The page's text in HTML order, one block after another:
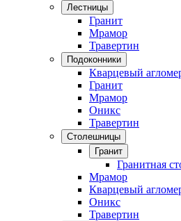
Лестницы
Гранит
Мрамор
Травертин
Подоконники
Кварцевый
Гранит
Мрамор
Оникс
Травертин
Столешницы
Гранит
Гранитная
Мрамор
Кварцевый
Оникс
Травертин